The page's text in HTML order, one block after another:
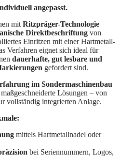
angepasst.
mit Ritzpräger-Technologie
Direktbeschriftung von
Einritzen mit einer Hartmetall-
Verfahren eignet sich ideal für
dauerhafte, gut lesbare und
gefordert sind.
im Sondermaschinenbau
Lösungen – von
vollständig integrierten Anlage.
mittels Hartmetallnadel oder
bei Seriennummern, Logos,